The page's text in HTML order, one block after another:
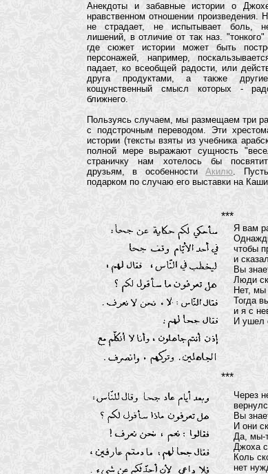
Анекдоты и забавные истории о
нравственном отношении
не страдает, не испытывает боль, не
лишений, в отличие от так наз.
где сюжет истории может быть
персонажей, например,
падает, ко всеобщей радости, или
друга продуктами, а также
кощунственный смысл которых -
ближнего.
Пользуясь случаем, мы размещаем три
с подстрочным переводом. Эти
истории (тексты взяты из учебника
полной мере выражают сущность
страничку нам хотелось бы
друзьям, в особенностиАкилю.
подарком по случаю его выставки на
***
Я вам
чтобы
и
Вы
Люди
Нет, мы
Тогда
и я с
И ушел
***
Через
Вы
И они
Да, мы-
Джоха
Коль
нет